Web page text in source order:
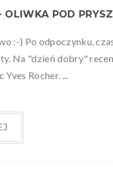
:-) Po odpoczynku,
Na "dzień dobry"
Rocher. ...